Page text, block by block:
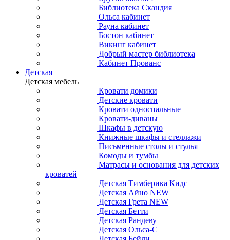
Библиотека Скандия
Ольса кабинет
Рауна кабинет
Бостон кабинет
Викинг кабинет
Добрый мастер библиотека
Кабинет Прованс
Детская
Детская мебель
Кровати домики
Детские кровати
Кровати односпальные
Кровати-диваны
Шкафы в детскую
Книжные шкафы и стеллажи
Письменные столы и стулья
Комоды и тумбы
Матрасы и основания для детских
кроватей
Детская Тимберика Кидс
Детская Айно NEW
Детская Грета NEW
Детская Бетти
Детская Рандеву
Детская Ольса-С